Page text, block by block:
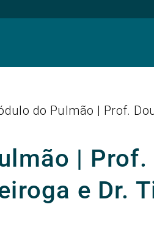
do Pulmão | Prof.
| Prof.
e Dr.